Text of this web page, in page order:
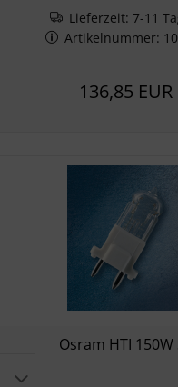
Lieferzeit: 7-11
Artikelnummer:
136,85 EUR
Osram HTI 150W